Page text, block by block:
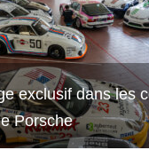
exclusif dans les
Porsche